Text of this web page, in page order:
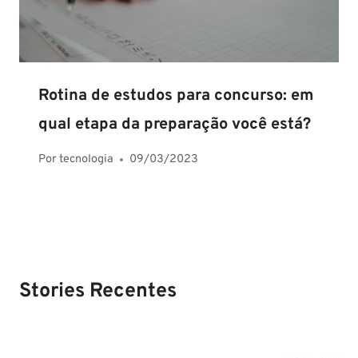
Rotina de estudos para concurso: em
qual etapa da preparação você está?
Portecnologia 09/03/2023
Stories Recentes